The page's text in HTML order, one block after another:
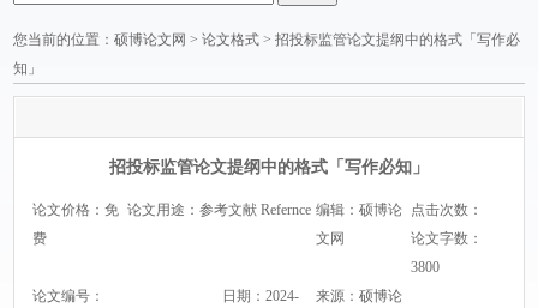
您当前的位置：硕博论文网 >论文格式 > 招投标监管论文提纲中的格式「写作必
知」
招投标监管论文提纲中的格式「写作必知」
论文价格：免
费
论文用途：参考文献 Refernce 编辑：硕博论
文网
点击次数：
论文字数：
3800
论文编号：
日期：2024-
来源：硕博论